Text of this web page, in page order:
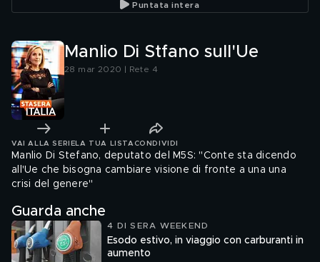
Puntata intera
Manlio Di Stfano sull'Ue
28 mar 2020 | Rete 4
VAI ALLA SERIE LA TUA LISTA CONDIVIDI
Manlio Di Stefano, deputato del M5S: "Conte sta dicendo
all'Ue che bisogna cambiare visione di fronte a una una
crisi del genere"
Guarda anche
4 DI SERA WEEKEND
Esodo estivo, in viaggio con carburanti in
aumento